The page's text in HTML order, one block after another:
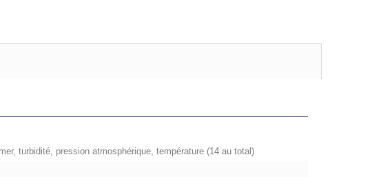
turbidité, pression atmosphérique, température (14 au total)